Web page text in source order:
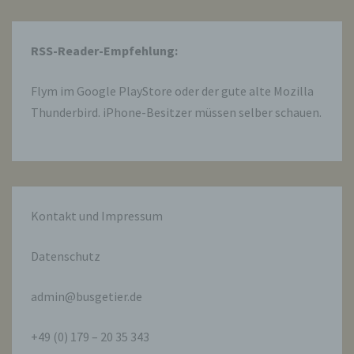
RSS-Reader-Empfehlung:
Flym im Google PlayStore oder der gute alte Mozilla
Thunderbird. iPhone-Besitzer müssen selber schauen.
Kontakt und Impressum
Datenschutz
admin@busgetier.de
+49 (0) 179 – 20 35 343
Sind die Zwecke und Mittel dieser
das Recht der Mitgliedstaaten vorgegeben,
Kriterien seiner Benennung nach dem
Unionsrecht oder dem Recht der
Auftragsverarbeiter ist eine natürliche oder
juristische Person, Behörde, Einrichtung
Daten im Auftrag des Verantwortlichen